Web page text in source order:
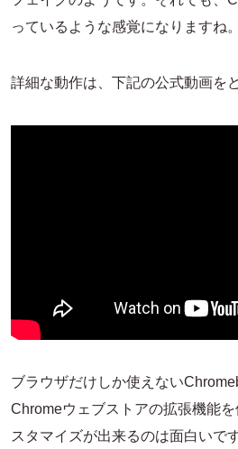
っているような感覚になりますね。
詳細な動作は、下記の公式動画を
ブラウザだけしか使えない
Chromeウェブストアの拡張機能
スタマイズが出来るのは面白いです